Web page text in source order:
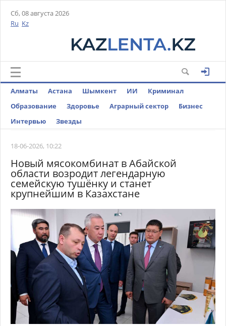
Сб, 08 августа 2026
Ru Kz
Алматы Астана Шымкент ИИ
Криминал
Образование
Здоровье Аграрный сектор
Бизнес
Интервью
Звезды
18-06-2026, 10:22
Новый мясокомбинат в Абайской
области возродит легендарную
семейскую тушёнку и станет
крупнейшим в Казахстане